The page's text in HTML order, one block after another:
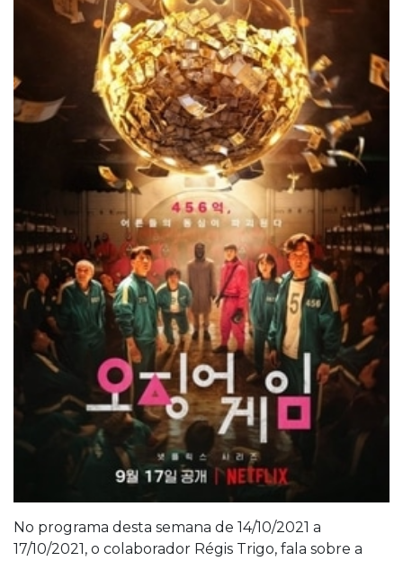
No programa desta semana de 14/10/2021 a
17/10/2021, o colaborador Régis Trigo, fala sobre a